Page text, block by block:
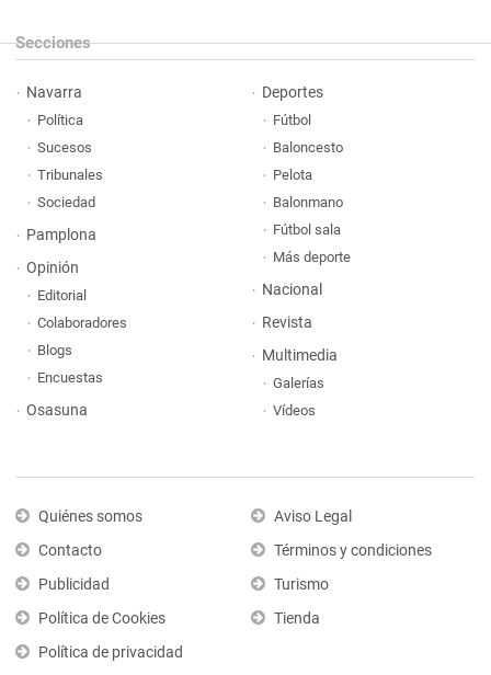
Secciones
Navarra
Política
Sucesos
Tribunales
Sociedad
Pamplona
Opinión
Editorial
Colaboradores
Blogs
Encuestas
Osasuna
Deportes
Fútbol
Baloncesto
Pelota
Balonmano
Fútbol sala
Más deporte
Nacional
Revista
Multimedia
Galerías
Vídeos
Quiénes somos
Contacto
Publicidad
Política de Cookies
Política de privacidad
Aviso Legal
Términos y condiciones
Turismo
Tienda